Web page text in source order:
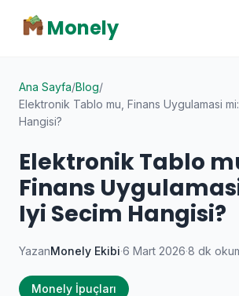
Monely
Ana Sayfa/Blog/
Elektronik Tablo mu, Finans Uygulamasi
Hangisi?
Elektronik Tablo
Finans
Iyi Secim Hangisi?
YazanMonely Ekibi·6 Mart 2026·8 dk
Monely İpuçları